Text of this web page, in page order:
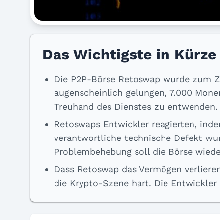
Das Wichtigste in Kürze
Die P2P-Börse Retoswap wurde zum
augenscheinlich gelungen, 7.000
Treuhand des Dienstes zu entwenden.
Retoswaps Entwickler reagierten,
verantwortliche technische Defekt
Problembehebung soll die Börse
Dass Retoswap das Vermögen
die Krypto-Szene hart. Die Entwickler